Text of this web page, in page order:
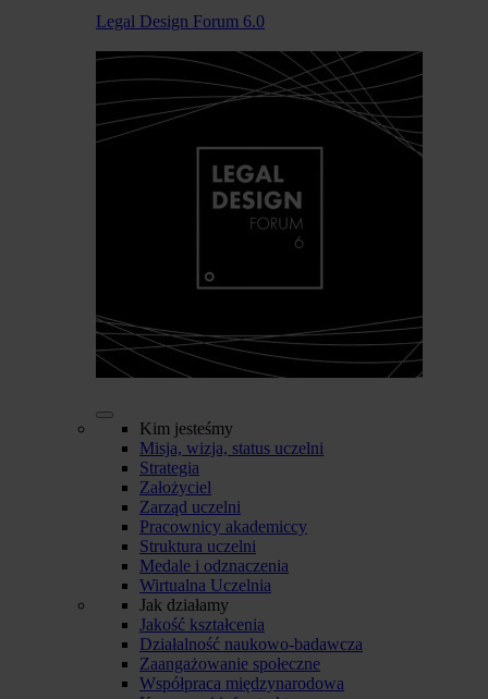
Legal Design Forum 6.0
Kim jesteśmy
Misja, wizja, status uczelni
Strategia
Założyciel
Zarząd uczelni
Pracownicy akademiccy
Struktura uczelni
Medale i odznaczenia
Wirtualna Uczelnia
Jak działamy
Jakość kształcenia
Działalność naukowo-badawcza
Zaangażowanie społeczne
Współpraca międzynarodowa